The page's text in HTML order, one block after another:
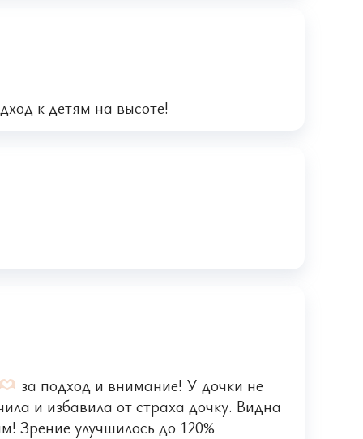
к детям на высоте!
за подход и внимание! У дочки не
и избавила от страха дочку. Видна
Зрение улучшилось до 120%